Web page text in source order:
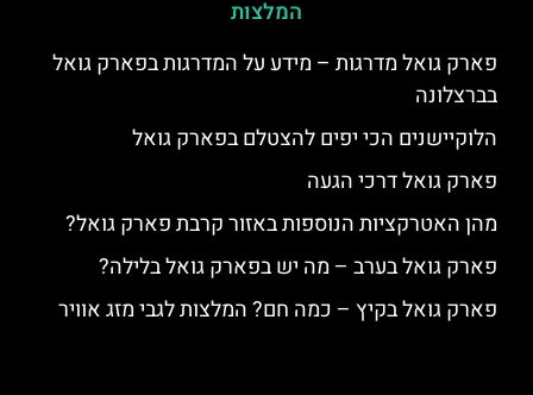
המלצות
פארק גואל מדרגות – מידע על המדרגות בפארק גואל
בברצלונה
הלוקיישנים הכי יפים להצטלם בפארק גואל
פארק גואל דרכי הגעה
מהן האטרקציות הנוספות באזור קרבת פארק גואל?
פארק גואל בערב – מה יש בפארק גואל בלילה?
פארק גואל בקיץ – כמה חם? המלצות לגבי מזג אוויר